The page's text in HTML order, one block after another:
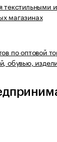
текстильными
магазинах
по оптовой
обувью,